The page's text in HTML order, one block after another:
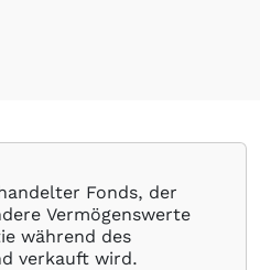
Fonds, der
Vermögenswerte
während des
verkauft wird.